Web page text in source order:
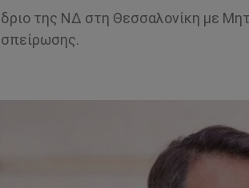
της ΝΔ στη Θεσσαλονίκη με